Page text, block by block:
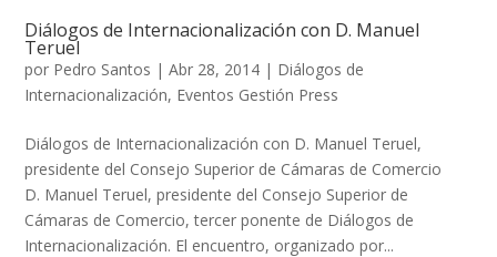
Diálogos de Internacionalización con D. Manuel
Teruel
por Pedro Santos |Abr 28, 2014 | Diálogos de
Internacionalización, Eventos Gestión Press
Diálogos de Internacionalización con D. Manuel Teruel,
presidente del Consejo Superior de Cámaras de Comercio
D. Manuel Teruel, presidente del Consejo Superior de
Cámaras de Comercio, tercer ponente de Diálogos de
Internacionalización. El encuentro, organizado por...